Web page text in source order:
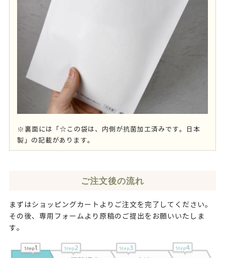
※裏面には「☆この袋は、内側が抗菌加工済みです。日本
製」の記載があります。
ご注文後の流れ
まずはショッピングカートよりご注文を完了してください。
その後、専用フォームより原稿のご提出をお願いいたしま
す。